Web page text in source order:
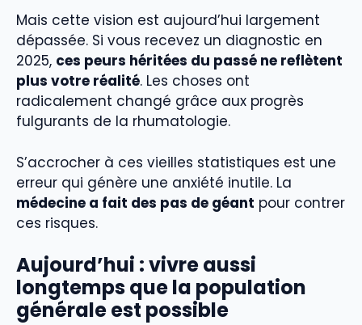
Mais cette vision est aujourd’hui largement
dépassée. Si vous recevez un diagnostic en
2025, ces peurs héritées du passé ne reflètent
plus votre réalité. Les choses ont
radicalement changé grâce aux progrès
fulgurants de la rhumatologie.
S’accrocher à ces vieilles statistiques est une
erreur qui génère une anxiété inutile. La
médecine a fait des pas de géant pour contrer
ces risques.
Aujourd’hui : vivre aussi
longtemps que la population
générale est possible